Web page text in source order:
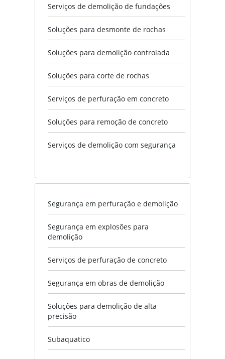
Serviços de demolição de fundações
Soluções para desmonte de rochas
Soluções para demolição controlada
Soluções para corte de rochas
Serviços de perfuração em concreto
Soluções para remoção de concreto
Serviços de demolição com segurança
Segurança em perfuração e demolição
Segurança em explosões para
demolição
Serviços de perfuração de concreto
Segurança em obras de demolição
Soluções para demolição de alta
precisão
Subaquatico